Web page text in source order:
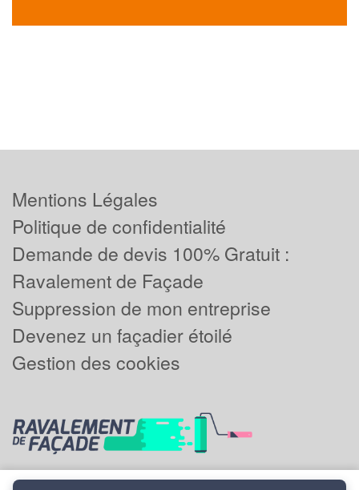
Mentions Légales
Politique de confidentialité
Demande de devis 100% Gratuit :
Ravalement de Façade
Suppression de mon entreprise
Devenez un façadier étoilé
Gestion des cookies